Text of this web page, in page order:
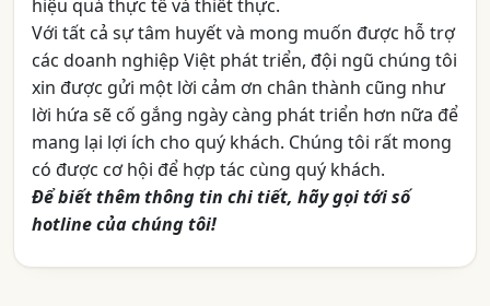
hiệu quả thực tế và thiết thực.
Với tất cả sự tâm huyết và mong muốn được hỗ trợ
các doanh nghiệp Việt phát triển, đội ngũ chúng tôi
xin được gửi một lời cảm ơn chân thành cũng như
lời hứa sẽ cố gắng ngày càng phát triển hơn nữa để
mang lại lợi ích cho quý khách. Chúng tôi rất mong
có được cơ hội để hợp tác cùng quý khách.
Để biết thêm thông tin chi tiết, hãy gọi tới số
hotline của chúng tôi!